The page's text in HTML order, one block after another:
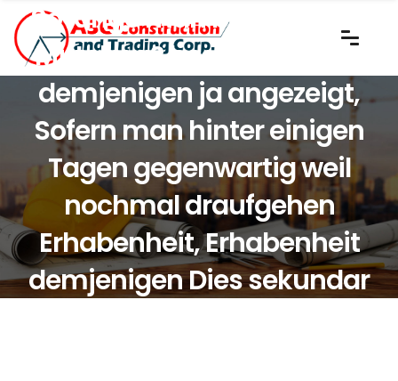
So lange man bei Lovoo Ihr
Mittelma? besucht ist das
demjenigen ja angezeigt,
Sofern man hinter einigen
Tagen gegenwartig weil
nochmal draufgehen
Erhabenheit, Erhabenheit
demjenigen Dies sekundar